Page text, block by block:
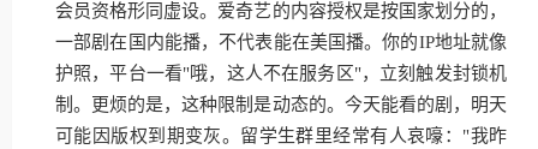
会员资格形同虚设。爱奇艺的内容授权是按国家划分的，
一部剧在国内能播，不代表能在美国播。你的IP地址就像
护照，平台一看"哦，这人不在服务区"，立刻触发封锁机
制。更烦的是，这种限制是动态的。今天能看的剧，明天
可能因版权到期变灰。留学生群里经常有人哀嚎："我昨